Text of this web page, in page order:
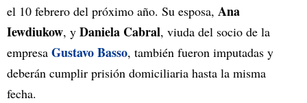
el 10 febrero del próximo año. Su esposa, Ana
Iewdiukow, y Daniela Cabral, viuda del socio de la
empresa Gustavo Basso, también fueron imputadas y
deberán cumplir prisión domiciliaria hasta la misma
fecha.